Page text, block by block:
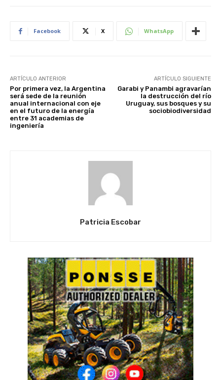
Facebook X WhatsApp
ARTÍCULO ANTERIOR
Por primera vez, la Argentina
será sede de la reunión
anual internacional con eje
en el futuro de la energía
entre 31 academias de
ingeniería
ARTÍCULO SIGUIENTE
Garabi y Panambi agravarían
la destrucción del río
Uruguay, sus bosques y su
sociobiodiversidad
Patricia Escobar